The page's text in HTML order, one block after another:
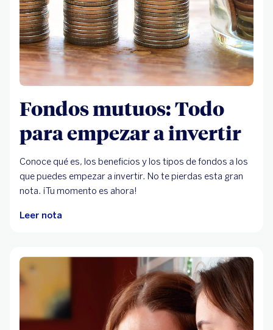
Fondos mutuos: Todo
para empezar a invertir
Conoce qué es, los beneficios y los tipos de fondos a los
que puedes empezar a invertir. No te pierdas esta gran
nota. ¡Tu momento es ahora!
Leer nota